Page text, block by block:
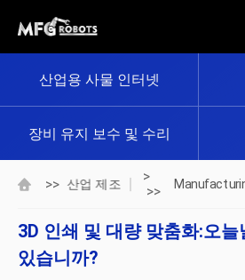
산업용 사물 인터넷
장비 유지 보수 및 수리
>> 산업 제조
>
>>
3D 인쇄 및 대량 맞춤화:오
있습니까?